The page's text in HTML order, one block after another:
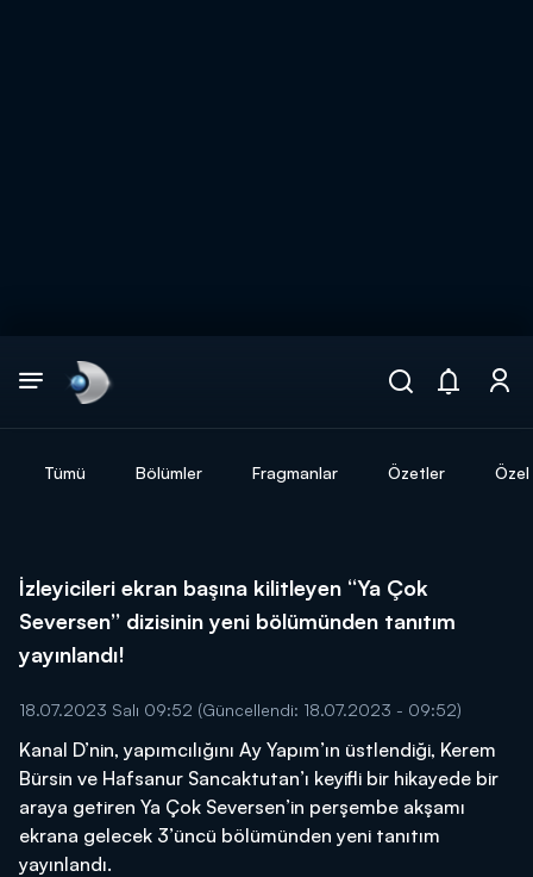
Tümü Bölümler Fragmanlar Özetler
İzleyicileri ekran başına kilitleyen ‘‘Ya Çok
Seversen’’ dizisinin yeni bölümünden tanıtım
yayınlandı!
18.07.2023 Salı 09:52 (Güncellendi: 18.07.2023 - 09:52)
Kanal D’nin, yapımcılığını Ay Yapım’ın üstlendiği, Kerem
Bürsin ve Hafsanur Sancaktutan’ı keyifli bir hikayede bir
araya getiren Ya Çok Seversen’in perşembe akşamı
ekrana gelecek 3’üncü bölümünden yeni tanıtım
yayınlandı.